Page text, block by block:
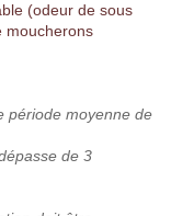
(odeur de sous
moucherons
période moyenne de
de 3